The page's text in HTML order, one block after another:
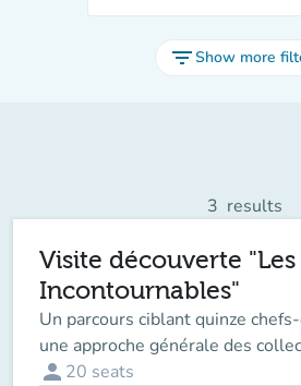
filter_listShow more
3 results
Visite découverte "Les
Incontournables"
Un parcours ciblant quinze
une approche générale des
person 20 seats